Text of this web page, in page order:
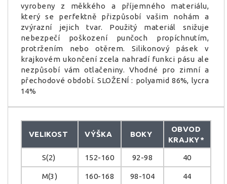
vyrobeny z měkkého a příjemného materiálu,
který se perfektně přizpůsobí vašim nohám a
zvýrazní jejich tvar. Použitý materiál snižuje
nebezpečí poškození punčoch propíchnutím,
protržením nebo otěrem. Silikonový pásek v
krajkovém ukončení zcela nahradí funkci pásu ale
nezpůsobí vám otlačeniny. Vhodné pro zimní a
přechodové období. SLOŽENÍ : polyamid 86%, lycra
14%
VELIKOST VÝŠKA BOKY
OBVOD
KRAJKY*
S(2) 152-160 92-98 40
M(3) 160-168 98-104 44